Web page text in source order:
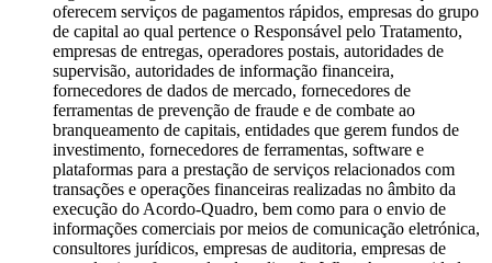
oferecem serviços de pagamentos rápidos, empresas do grupo
de capital ao qual pertence o Responsável pelo Tratamento,
empresas de entregas, operadores postais, autoridades de
supervisão, autoridades de informação financeira,
fornecedores de dados de mercado, fornecedores de
ferramentas de prevenção de fraude e de combate ao
branqueamento de capitais, entidades que gerem fundos de
investimento, fornecedores de ferramentas, software e
plataformas para a prestação de serviços relacionados com
transações e operações financeiras realizadas no âmbito da
execução do Acordo-Quadro, bem como para o envio de
informações comerciais por meios de comunicação eletrónica,
consultores jurídicos, empresas de auditoria, empresas de